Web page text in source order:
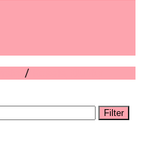
/
Filter